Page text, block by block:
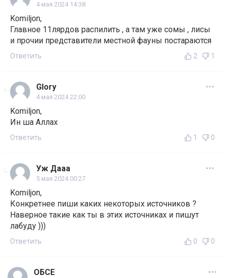
4 мая 2024 14:38
Komiljon,
Главное 11лярдов распилить , а там уже сомы , лисы
и прочии представители местной фауны постараются
Ответить 2 1
Glory
4 мая 2024 22:00
Komiljon,
Ин ша Аллах
Ответить 1 0
Уж Дааа
5 мая 2024 00:27
Komiljon,
Конкретнее пиши каких некоторых источников ?
Наверное такие как ты в этих источниках и пишут
лабуду )))
Ответить 0 0
ОБСЕ